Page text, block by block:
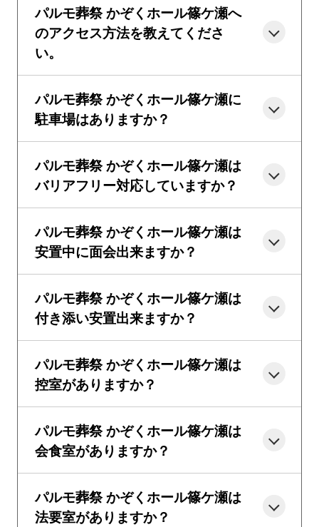
パルモ葬祭 かぞくホール篠ケ瀬へ
のアクセス方法を教えてくださ
い。
パルモ葬祭 かぞくホール篠ケ瀬に
駐車場はありますか？
パルモ葬祭 かぞくホール篠ケ瀬は
バリアフリー対応していますか？
パルモ葬祭 かぞくホール篠ケ瀬は
安置中に面会出来ますか？
パルモ葬祭 かぞくホール篠ケ瀬は
付き添い安置出来ますか？
パルモ葬祭 かぞくホール篠ケ瀬は
控室がありますか？
パルモ葬祭 かぞくホール篠ケ瀬は
会食室がありますか？
パルモ葬祭 かぞくホール篠ケ瀬は
法要室がありますか？